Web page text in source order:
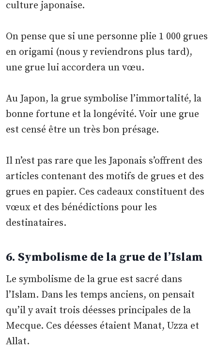
culture japonaise.
On pense que si une personne plie 1 000 grues
en origami (nous y reviendrons plus tard),
une grue lui accordera un vœu.
Au Japon, la grue symbolise l’immortalité, la
bonne fortune et la longévité. Voir une grue
est censé être un très bon présage.
Il n’est pas rare que les Japonais s’offrent des
articles contenant des motifs de grues et des
grues en papier. Ces cadeaux constituent des
vœux et des bénédictions pour les
destinataires.
6. Symbolisme de la grue de l’Islam
Le symbolisme de la grue est sacré dans
l’Islam. Dans les temps anciens, on pensait
qu’il y avait trois déesses principales de la
Mecque. Ces déesses étaient Manat, Uzza et
Allat.